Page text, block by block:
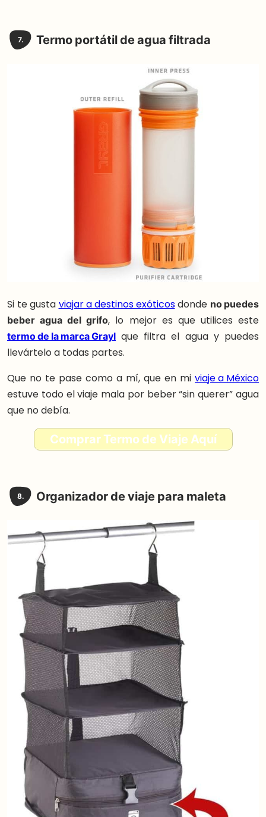
7. Termo portátil de agua filtrada
Si te gusta viajar a destinos exóticosdonde no puedes
beber agua del grifo, lo mejor es que utilices este
termo de la marca Grayl que filtra el agua y puedes
llevártelo a todas partes.
Que no te pase como a mí, que en mi viaje a México
estuve todo el viaje mala por beber “sin querer” agua
que no debía.
Comprar Termo de Viaje Aquí
8. Organizador de viaje para maleta